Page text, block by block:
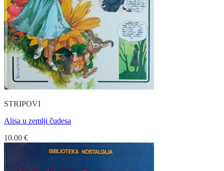
STRIPOVI
Alisa u zemlji čudesa
10.00 €